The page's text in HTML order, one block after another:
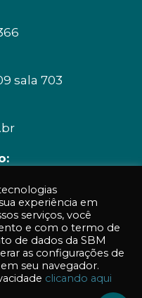
sala 703
página: 389
experiência em
serviços, você
e com o termo de
de dados da SBM
as configurações de
seu navegador.
clicando aqui